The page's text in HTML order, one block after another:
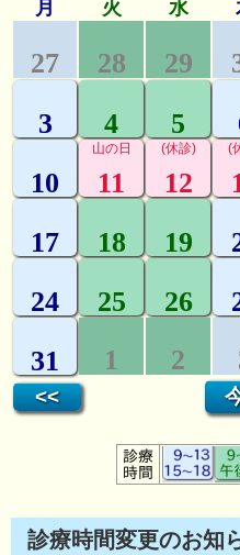
診療時間変更のお知